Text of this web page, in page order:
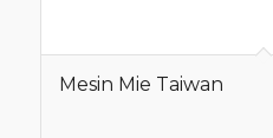
Mesin Mie Taiwan